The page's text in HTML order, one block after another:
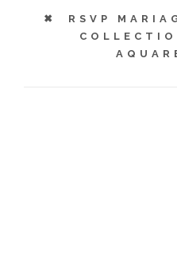
RSVP